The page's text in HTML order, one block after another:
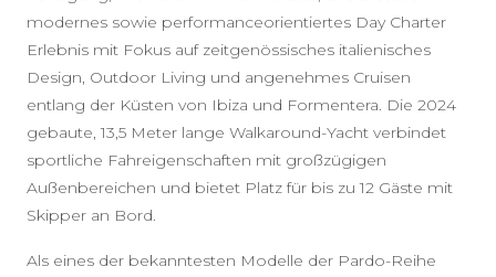
modernes sowie performanceorientiertes Day Charter
Erlebnis mit Fokus auf zeitgenössisches italienisches
Design, Outdoor Living und angenehmes Cruisen
entlang der Küsten von Ibiza und Formentera. Die 2024
gebaute, 13,5 Meter lange Walkaround-Yacht verbindet
sportliche Fahreigenschaften mit großzügigen
Außenbereichen und bietet Platz für bis zu 12 Gäste mit
Skipper an Bord.
Als eines der bekanntesten Modelle der Pardo-Reihe